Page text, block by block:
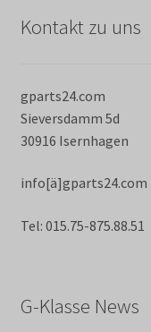
Kontakt zu uns
gparts24.com
Sieversdamm 5d
30916 Isernhagen
info[ä]gparts24.com
Tel: 015.75-875.88.51
G-Klasse News